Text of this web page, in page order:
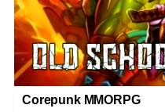
Corepunk MMORPG